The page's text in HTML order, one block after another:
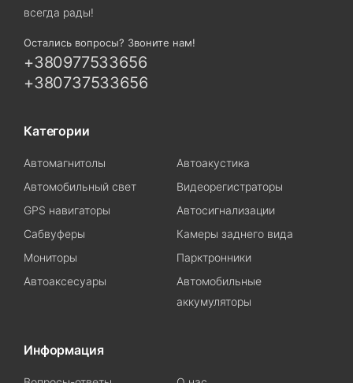
всегда рады!
Остались вопросы? Звоните нам!
+380977533656
+380737533656
Категории
Автомагнитолы
Автоакустика
Автомобильный свет
Видеорегистраторы
GPS навигаторы
Автосигнализации
Сабвуферы
Камеры заднего вида
Мониторы
Парктронники
Автоаксесуары
Автомобильные
аккумуляторы
Информация